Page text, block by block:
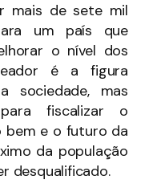
mais de sete mil
um país que
o nível dos
é a figura
sociedade, mas
fiscalizar o
bem e o futuro da
da população
desqualificado.